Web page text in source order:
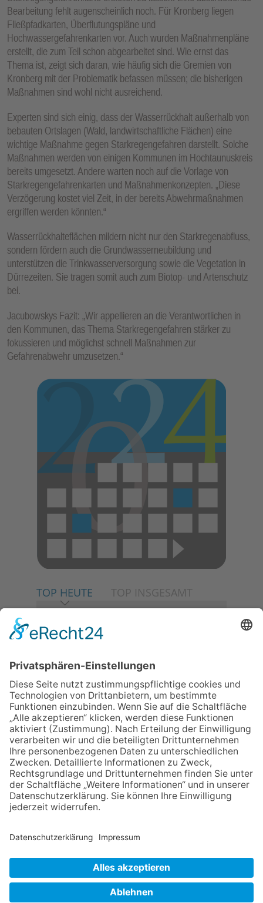
Bearbeitung fehlt augenscheinlich noch. Für Kronberg liegen
Fließpfadkarten, Überflutungspläne und
Hochwassergefahrenkarten vor. Auch wurden Maßnahmenpläne
erstellt, die zum Teil schon abgearbeitet sind. Wie ernst das
Thema ist, zeigt sich daran, wie häufig sich die Gremien von
Kronberg mit der Problematik befassen müssen; die bisherigen
Maßnahmen sind wohl nicht ausreichend.
Experten sind sich einig, dass der Wasserrückhalt außerhalb von
bebauten Ortslagen (Wald, landwirtschaftliche Flächen) eine
wichtige Maßnahme gegen Starkregengefahren darstellt. Solche
Maßnahmen werden von einigen Kommunen im Hochtaunuskreis
bereits umgesetzt. Andere warten noch auf die Vorlage von
Starkregengefahrenkarten und Maßnahmenkonzepten. „Diese
Verzögerung kostet viel Zeit, in der bereits Abwehrmaßnahmen
ergriffen werden könnten.“
Wasserrückhalteflächen mildern nicht nur den Starkregenabfluss,
sondern fördern auch die Grundwasserneubildung und
unterstützen die Trinkwasserversorgung sowie die Vegetation in
Dürrezeiten. Sie tragen somit auch zum Biotop- und Artenschutz
bei.
Jacubowskys Fazit: „Wir appellieren an die Verantwortlichen in
den Kommunen, das Thema Starkregengefahren stärker zu
fokussieren und möglichst schnell Maßnahmen zur
Gefahrenabwehr umzusetzen.“
TOP HEUTE TOP INSGESAMT
06.08.2026
Baustellenführung führt auch in
die Zukunft der Stadt
Königstein
06.08.2026
Klinikforum zum Thema
Karpaltunnelsyndrom
06.08.2026
Gewinnspiel zum Start ins
Schuljahr
30.07.2026
Ganz Niederhöchstadt wird zur
Festmeile
NACH OBEN
Datenschutz Netiquette FAQ